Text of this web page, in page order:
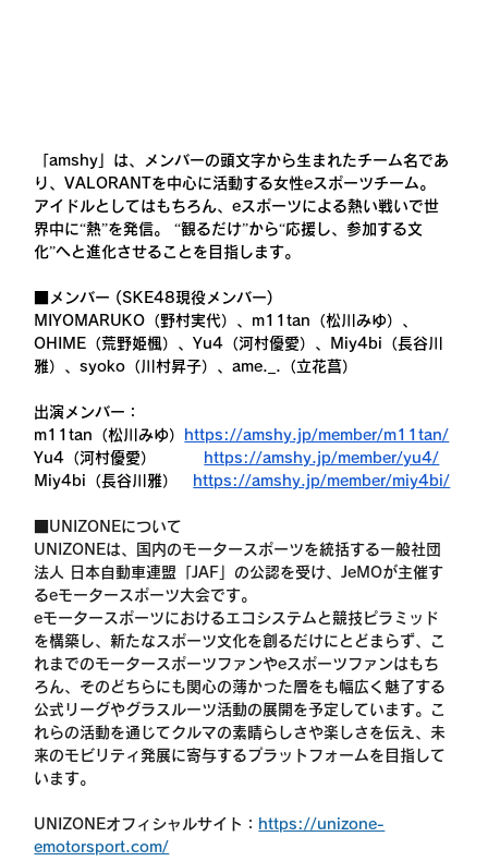
「amshy」は、メンバーの頭文字から生まれたチーム名であ
り、VALORANTを中心に活動する女性eスポーツチーム。
アイドルとしてはもちろん、eスポーツによる熱い戦いで世
界中に“熱”を発信。 “観るだけ”から“応援し、参加する文
化”へと進化させることを目指します。
■メンバー (SKE48現役メンバー)
MIYOMARUKO（野村実代）、m11tan（松川みゆ）、
OHIME（荒野姫楓）、Yu4（河村優愛）、Miy4bi（長谷川
雅）、syoko（川村昇子）、ame._.（立花菖）
出演メンバー：
m11tan（松川みゆ）
https://amshy.jp/member/m11tan/
Yu4（河村優愛）
https://amshy.jp/member/yu4/
Miy4bi（長谷川雅）
https://amshy.jp/member/miy4bi/
■UNIZONEについて
UNIZONEは、国内のモータースポーツを統括する一般社団
法人 日本自動車連盟「JAF」の公認を受け、JeMOが主催す
るeモータースポーツ大会です。
eモータースポーツにおけるエコシステムと競技ピラミッド
を構築し、新たなスポーツ文化を創るだけにとどまらず、こ
れまでのモータースポーツファンやeスポーツファンはもち
ろん、そのどちらにも関心の薄かった層をも幅広く魅了する
公式リーグやグラスルーツ活動の展開を予定しています。こ
れらの活動を通じてクルマの素晴らしさや楽しさを伝え、未
来のモビリティ発展に寄与するプラットフォームを目指して
います。
UNIZONEオフィシャルサイト： https://unizone-
emotorsport.com/